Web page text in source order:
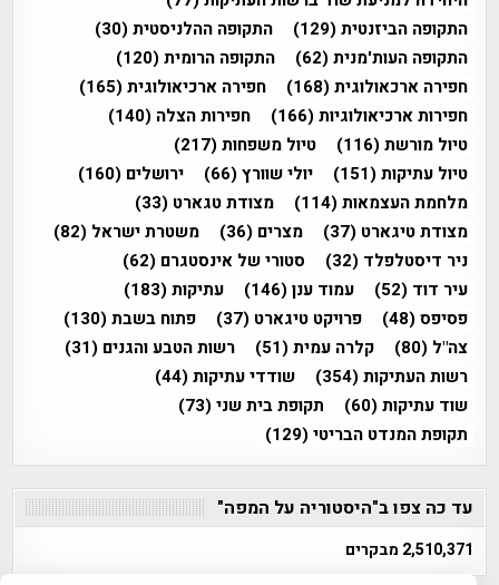
התקופה הביזנטית(129) התקופה ההלניסטית(30)
התקופה העות'מנית(62) התקופה הרומית(120)
חפירה ארכאולוגית(168) חפירה ארכיאולוגית(165)
חפירות ארכיאולוגיות(166) חפירות הצלה (140)
טיול מורשת(116) טיול משפחות(217)
טיול עתיקות(151) יולי שוורץ(66) ירושלים (160)
מלחמת העצמאות(114) מצודת טגארט (33)
מצודת טיגארט (37) מצרים (36) משטרת ישראל (82)
ניר דיסטלפלד (32) סטורי של אינסטגרם (62)
עיר דוד (52) עמוד ענן(146) עתיקות(183)
פסיפס(48) פרויקט טיגארט (37) פתוח בשבת(130)
צה"ל (80) קלרה עמית(51) רשות הטבע והגנים (31)
רשות העתיקות(354) שודדי עתיקות(44)
שוד עתיקות(60) תקופת בית שני(73)
תקופת המנדט הבריטי(129)
עד כה צפו ב"היסטוריה על המפה"
2,510,371 מבקרים